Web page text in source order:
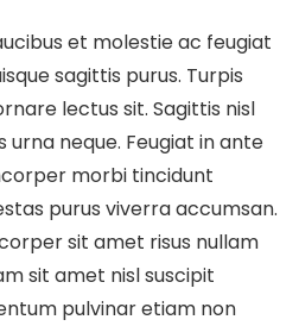
et molestie ac feugiat
sagittis purus. Turpis
lectus sit. Sagittis nisl
neque. Feugiat in ante
morbi tincidunt
purus viverra accumsan.
sit amet risus nullam
sit amet nisl suscipit
pulvinar etiam non